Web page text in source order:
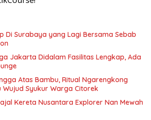
Di Surabaya yang Lagi Bersama Sebab
Jakarta Didalam Fasilitas Lengkap, Ada
Atas Bambu, Ritual Ngarengkong
Wujud Syukur Warga Citorek
Kereta Nusantara Explorer Nan Mewah